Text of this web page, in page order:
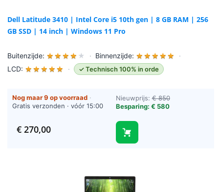
Dell Latitude 3410 | Intel Core i5 10th gen | 8 GB RAM | 256
GB SSD | 14 inch | Windows 11 Pro
Buitenzijde: ★ ★ ★ ★ ★ · Binnenzijde: ★ ★ ★ ★ ★
·
LCD: ★ ★ ★ ★ ★ · ✓ Technisch 100% in orde
Nog maar 9 op voorraad ·
Gratis verzonden · vóór 15:00
Nieuwprijs:€ 850
Besparing: € 580
€270,00